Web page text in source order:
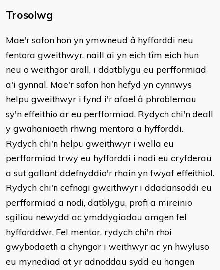
Trosolwg
Mae'r safon hon yn ymwneud â hyfforddi neu
fentora gweithwyr, naill ai yn eich tîm eich hun
neu o weithgor arall, i ddatblygu eu perfformiad
a'i gynnal. Mae'r safon hon hefyd yn cynnwys
helpu gweithwyr i fynd i'r afael â phroblemau
sy'n effeithio ar eu perfformiad. Rydych chi'n deall
y gwahaniaeth rhwng mentora a hyfforddi.
Rydych chi'n helpu gweithwyr i wella eu
perfformiad trwy eu hyfforddi i nodi eu cryfderau
a sut gallant ddefnyddio'r rhain yn fwyaf effeithiol.
Rydych chi'n cefnogi gweithwyr i ddadansoddi eu
perfformiad a nodi, datblygu, profi a mireinio
sgiliau newydd ac ymddygiadau amgen fel
hyfforddwr. Fel mentor, rydych chi'n rhoi
gwybodaeth a chyngor i weithwyr ac yn hwyluso
eu mynediad at yr adnoddau sydd eu hangen